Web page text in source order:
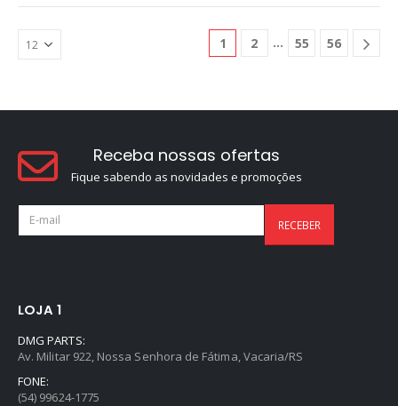
1 2 55 56
Receba nossas ofertas
Fique sabendo as novidades e promoções
LOJA 1
DMG PARTS:
Av. Militar 922, Nossa Senhora de Fátima, Vacaria/RS
FONE:
(54) 99624-1775